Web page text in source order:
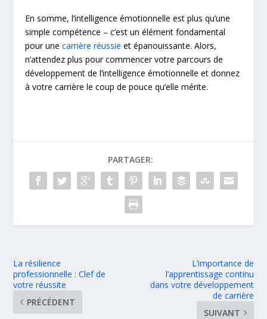
En somme, l’intelligence émotionnelle est plus qu’une
simple compétence – c’est un élément fondamental
pour unecarrière réussie et épanouissante. Alors,
n’attendez plus pour commencer votre parcours de
développement de l’intelligence émotionnelle et donnez
à votre carrière le coup de pouce qu’elle mérite.
PARTAGER:
La résilience
professionnelle : Clef de
votre réussite
PRÉCÉDENT
L’importance de
l’apprentissage continu
dans votre développement
de carrière
SUIVANT